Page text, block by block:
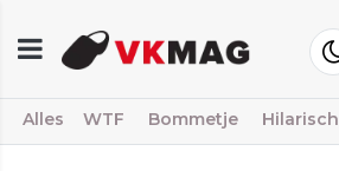
Alles WTF Bommetje Hilarisch